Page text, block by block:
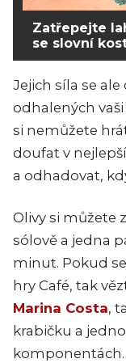
Zatřepejte
se slovní
Jejich síla se
odhalených
si nemůžete
doufat v
a odhadovat,
Olivy si můžete
sólově a jedna
minut. Pokud
hry Café, tak
Marina Costa,
krabičku a
komponentách.